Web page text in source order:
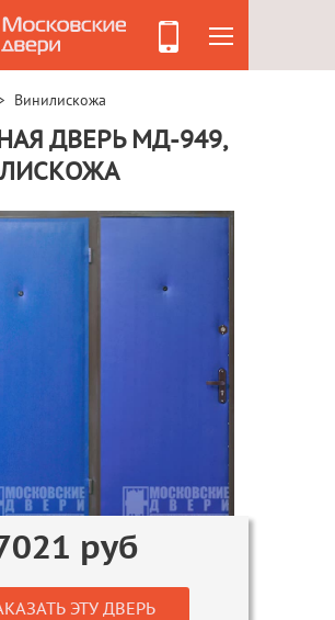
Винилискожа
ДВЕРЬ МД-949,
руб
ЭТУ ДВЕРЬ